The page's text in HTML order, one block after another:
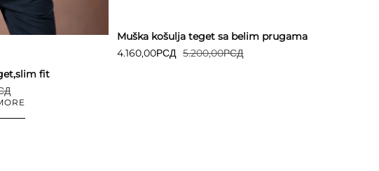
fit
Muška košulja teget sa belim prugama
5.200,00РСД
4.160,00РСД